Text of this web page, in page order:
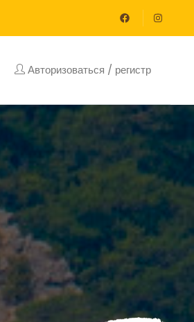
Авторизоваться / регистр